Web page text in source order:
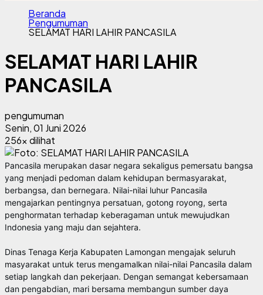
Beranda
Pengumuman
SELAMAT HARI LAHIR PANCASILA
SELAMAT HARI LAHIR
PANCASILA
pengumuman
Senin, 01 Juni 2026
256x dilihat
Pancasila merupakan dasar negara sekaligus pemersatu bangsa
yang menjadi pedoman dalam kehidupan bermasyarakat,
berbangsa, dan bernegara. Nilai-nilai luhur Pancasila
mengajarkan pentingnya persatuan, gotong royong, serta
penghormatan terhadap keberagaman untuk mewujudkan
Indonesia yang maju dan sejahtera.
Dinas Tenaga Kerja Kabupaten Lamongan mengajak seluruh
masyarakat untuk terus mengamalkan nilai-nilai Pancasila dalam
setiap langkah dan pekerjaan. Dengan semangat kebersamaan
dan pengabdian, mari bersama membangun sumber daya